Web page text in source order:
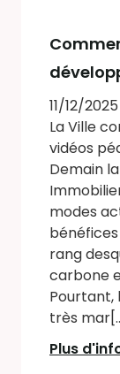
11/12/2025
La Ville
vidéos
Demain
modes
rang
carbone
très
Plus